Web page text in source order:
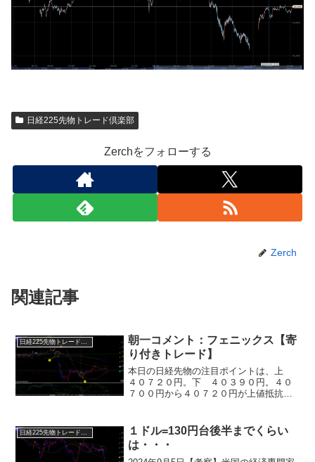
日経225先物トレード倶楽部
Zerchをフォローする
Zerch
関連記事
日経225先物トレード倶楽部
朝一コメント：フェニックス【寄
り付きトレード】
本日の日経先物の注目ポイントは、上
４０７２０円。下 ４０３９０円。４０
７００円から４０７２０円が上値抵抗
ます。４０４３０円から４０３９０円が
下値抵抗帯。下値抵抗帯を割...
日経225先物トレード倶楽部
１ドル=130円台後半までくらい
は・・・